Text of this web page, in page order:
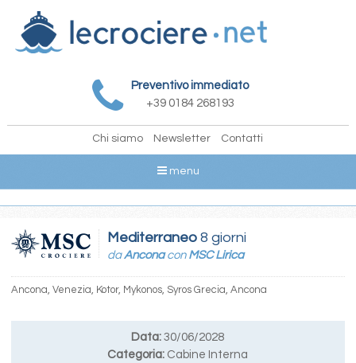
Preventivo immediato
+39 0184 268193
Chi siamo Newsletter Contatti
menu
Mediterraneo8 giorni
daAnconacon MSC Lirica
Ancona, Venezia, Kotor, Mykonos, Syros Grecia, Ancona
Data: 30/06/2028
Categoria: Cabine Interna